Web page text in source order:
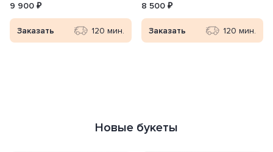
9 900 ₽
Заказать 120 мин.
8 500 ₽
Заказать 120 мин.
Новые букеты